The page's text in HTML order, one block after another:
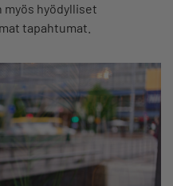
hyödylliset
tapahtumat.